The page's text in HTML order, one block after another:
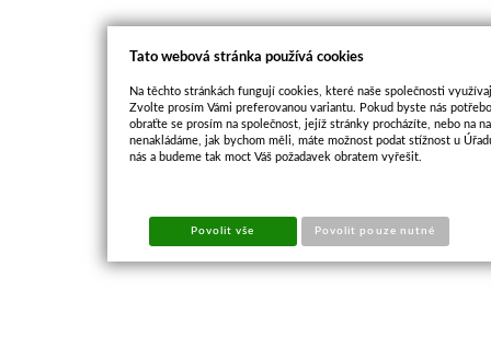
Tato webová stránka používá cookies
Na těchto stránkách fungují cookies, které naše společnosti
Zvolte prosím Vámi preferovanou variantu. Pokud byste nás
obraťte se prosím na společnost, jejíž stránky procházíte, nebo na
nenakládáme, jak bychom měli, máte možnost podat stížnost u
nás a budeme tak moct Váš požadavek obratem vyřešit.
Povolit vše Povolit pouze nutné